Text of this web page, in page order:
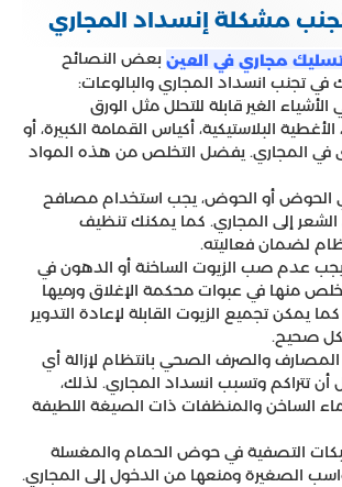
مشكلة إنسداد المجاري
مجاري في العين بعض النصائح
في تجنب انسداد المجاري والبالوعات:
الغير قابلة للتحلل مثل الورق
البلاستيكية، أكياس القمامة الكبيرة، أو
في المجاري. يفضل التخلص من هذه المواد
الحوض أو الحوض، يجب استخدام مصافح
إلى المجاري. كما يمكنك تنظيف
لضمان فعاليته.
يجب عدم صب الزيوت الساخنة أو الدهون في
منها في عبوات محكمة الإغلاق ورميها
يمكن تجميع الزيوت القابلة لإعادة التدوير
صحيح.
والصرف الصحي بانتظام لإزالة أي
تتراكم وتسبب انسداد المجاري. لذلك،
الساخن والمنظفات ذات الصيغة اللطيفة
التصفية في حوض الحمام والمغسلة
الصغيرة ومنعها من الدخول إلى المجاري.